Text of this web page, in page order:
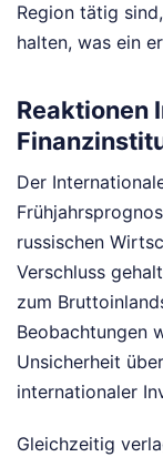
Region tätig
halten, was ein
Reaktionen
Der
russischen
Verschluss
zum
Beobachtungen
Unsicherheit
internationaler
Gleichzeitig